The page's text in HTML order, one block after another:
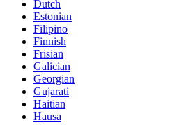
Dutch
Estonian
Filipino
Finnish
Frisian
Galician
Georgian
Gujarati
Haitian
Hausa